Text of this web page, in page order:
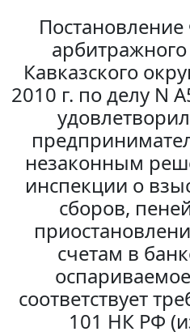
Кавказского
2010 г. по делу N
незаконным
инспекции о
сборов,
счетам в
соответствует
101 НК РФ